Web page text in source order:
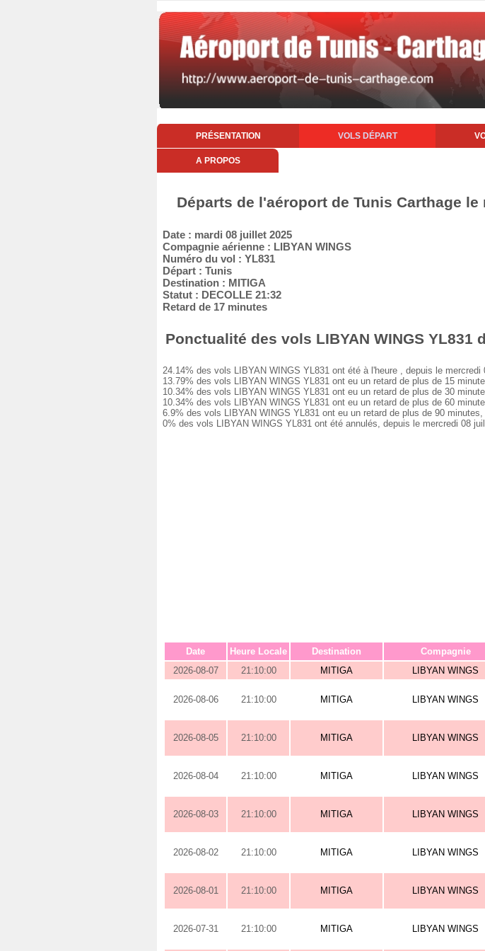
PRÉSENTATION VOLS DÉPART
A PROPOS
Départs de l'aéroport de Tunis Carthage
Date : mardi 08 juillet 2025
Compagnie aérienne : LIBYAN WINGS
Numéro du vol : YL831
Départ : Tunis
Destination : MITIGA
Statut : DECOLLE 21:32
Retard de 17 minutes
Ponctualité des vols LIBYAN WINGS YL831
24.14% des vols LIBYAN WINGS YL831 ont été à l'heure , depuis le mercredi
13.79% des vols LIBYAN WINGS YL831 ont eu un retard de plus de 15
10.34% des vols LIBYAN WINGS YL831 ont eu un retard de plus de 30
10.34% des vols LIBYAN WINGS YL831 ont eu un retard de plus de 60
6.9% des vols LIBYAN WINGS YL831 ont eu un retard de plus de 90
0% des vols LIBYAN WINGS YL831 ont été annulés, depuis le mercredi 08
Date Heure Locale Destination Compagnie
2026-08-07
21:10:00 MITIGA LIBYAN WINGS
2026-08-06 21:10:00 MITIGA LIBYAN WINGS
2026-08-05 21:10:00 MITIGA LIBYAN WINGS
2026-08-04 21:10:00 MITIGA LIBYAN WINGS
2026-08-03 21:10:00 MITIGA LIBYAN WINGS
2026-08-02 21:10:00 MITIGA LIBYAN WINGS
2026-08-01 21:10:00 MITIGA LIBYAN WINGS
2026-07-31 21:10:00 MITIGA LIBYAN WINGS